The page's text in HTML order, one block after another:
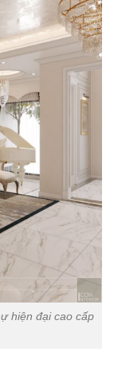
hiện đại cao cấp